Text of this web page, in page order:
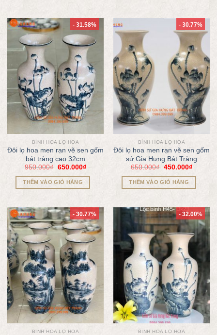
- 31.58%
BÌNH HOA LỌ HOA
Đôi lọ hoa men rạn vẽ sen gốm
bát tràng cao 32cm
950.000₫ 650.000₫
THÊM VÀO GIỎ HÀNG
- 30.77%
BÌNH HOA LỌ HOA
Đôi lọ hoa men rạn vẽ sen gốm
sứ Gia Hưng Bát Tràng
650.000₫ 450.000₫
THÊM VÀO GIỎ HÀNG
- 30.77%
BÌNH HOA LỌ HOA
- 32.00%
BÌNH HOA LỌ HOA